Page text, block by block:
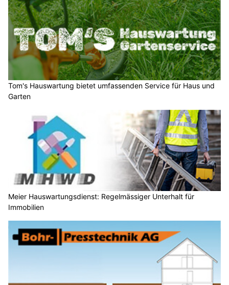
Tom's Hauswartung bietet umfassenden Service für Haus und
Garten
Meier Hauswartungsdienst: Regelmässiger Unterhalt für
Immobilien